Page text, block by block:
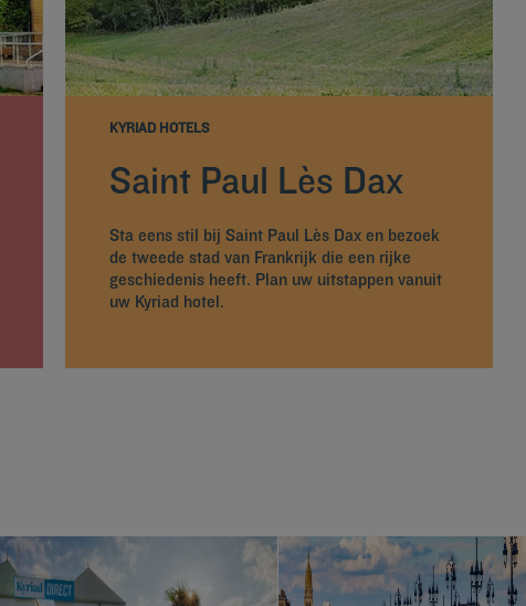
KYRIAD HOTELS
Saint Paul Lès Dax
Sta eens stil bij Saint Paul Lès Dax en bezoek
de tweede stad van Frankrijk die een rijke
geschiedenis heeft. Plan uw uitstappen vanuit
uw Kyriad hotel.